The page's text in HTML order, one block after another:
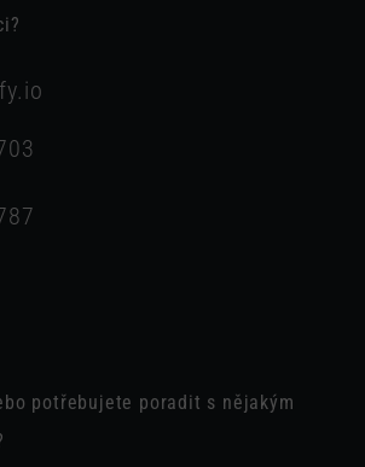
potřebujete poradit s nějakým